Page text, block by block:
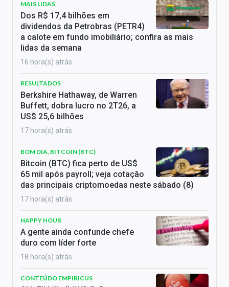
MAIS LIDAS
Dos R$ 17,4 bilhões em
dividendos da Petrobras (PETR4)
a calote em fundo imobiliário; confira as mais
lidas da semana
16 hora(s) atrás
RESULTADOS
Berkshire Hathaway, de Warren
Buffett, dobra lucro no 2T26, a
US$ 25,6 bilhões
17 hora(s) atrás
BOM DIA, BITCOIN (BTC)
Bitcoin (BTC) fica perto de US$
65 mil após payroll; veja cotação
das principais criptomoedas neste sábado (8)
17 hora(s) atrás
HAPPY HOUR
A gente ainda confunde chefe
duro com líder forte
18 hora(s) atrás
CONTEÚDO EMPIRICUS